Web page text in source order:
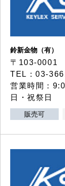
鈴新金物（有）
〒103-0001
TEL：03-
営業時間：
日・祝祭日
販売可